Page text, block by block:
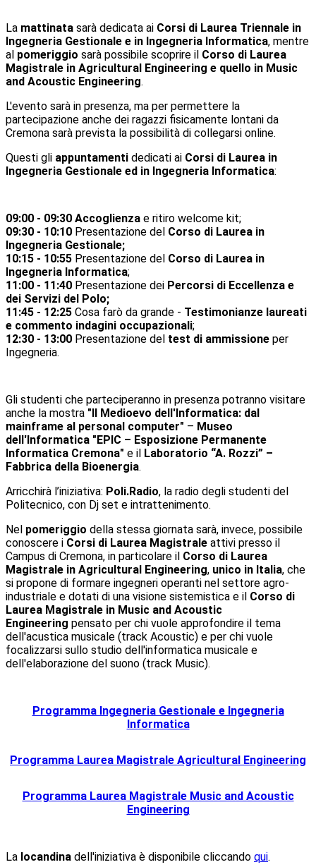
La mattinata sarà dedicata ai Corsi di Laurea Triennale in
Ingegneria Gestionale e in Ingegneria Informatica, mentre
al pomeriggio sarà possibile scoprire il Corso di Laurea
Magistrale in Agricultural Engineering e quello in Music
and Acoustic Engineering.
L'evento sarà in presenza, ma per permettere la
partecipazione anche dei ragazzi fisicamente lontani da
Cremona sarà prevista la possibilità di collegarsi online.
Questi gli appuntamenti dedicati ai Corsi di Laurea in
Ingegneria Gestionale ed in Ingegneria Informatica:
09:00 - 09:30 Accoglienza e ritiro welcome kit;
09:30 - 10:10 Presentazione del Corso di Laurea in
Ingegneria Gestionale;
10:15 - 10:55 Presentazione del Corso di Laurea in
Ingegneria Informatica;
11:00 - 11:40 Presentazione dei Percorsi di Eccellenza e
dei Servizi del Polo;
11:45 - 12:25 Cosa farò da grande - Testimonianze laureati
e commento indagini occupazionali;
12:30 - 13:00 Presentazione del test di ammissione per
Ingegneria.
Gli studenti che parteciperanno in presenza potranno visitare
anche la mostra "Il Medioevo dell'Informatica: dal
mainframe al personal computer" – Museo
dell'Informatica "EPIC – Esposizione Permanente
Informatica Cremona" e il Laboratorio “A. Rozzi” –
Fabbrica della Bioenergia.
Arricchirà l’iniziativa: Poli.Radio, la radio degli studenti del
Politecnico, con Dj set e intrattenimento.
Nel pomeriggio della stessa giornata sarà, invece, possibile
conoscere i Corsi di Laurea Magistrale attivi presso il
Campus di Cremona, in particolare il Corso di Laurea
Magistrale in Agricultural Engineering, unico in Italia, che
si propone di formare ingegneri operanti nel settore agro-
industriale e dotati di una visione sistemistica e il Corso di
Laurea Magistrale in Music and Acoustic
Engineering pensato per chi vuole approfondire il tema
dell'acustica musicale (track Acoustic) e per chi vuole
focalizzarsi sullo studio dell'informatica musicale e
dell'elaborazione del suono (track Music).
Programma Ingegneria Gestionale e Ingegneria
Informatica
Programma Laurea Magistrale Agricultural Engineering
Programma Laurea Magistrale Music and Acoustic
Engineering
La locandina dell'iniziativa è disponibile cliccando qui.